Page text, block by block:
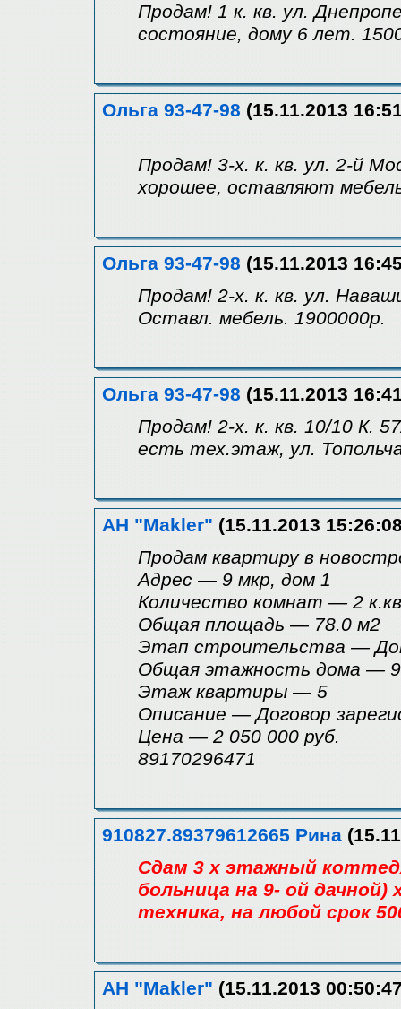
Продам! 1 к. кв. ул.
состояние, дому 6 лет.
Ольга 93-47-98 (15.11.2013
Продам! 3-х. к. кв. ул. 2-й
хорошее, оставляют
Ольга 93-47-98 (15.11.2013
Продам! 2-х. к. кв. ул.
Оставл. мебель. 1900000р.
Ольга 93-47-98 (15.11.2013
Продам! 2-х. к. кв. 10/10 К.
есть тех.этаж, ул.
АН "Makler" (15.11.2013
Продам квартиру в
Адрес — 9 мкр, дом 1
Количество комнат — 2
Общая площадь — 78.0 м2
Этап строительства —
Общая этажность дома — 9
Этаж квартиры — 5
Описание — Договор
Цена — 2 050 000 руб.
89170296471
910827.89379612665 Рина
Сдам 3 х этажный
больница на 9- ой
техника, на любой срок
АН "Makler" (15.11.2013